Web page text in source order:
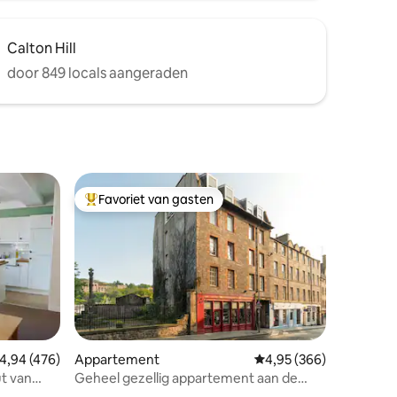
Calton Hill
door 849 locals aangeraden
beoordeling van 4,94 uit 5, 476 recensies
4,94 (476)
van
Topfavoriet van gasten
Favoriet van gasten
Appartement Gemiddelde
4,95 (366)
Geheel gezellig appartement aan de